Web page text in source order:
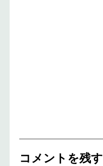
コメントを残す